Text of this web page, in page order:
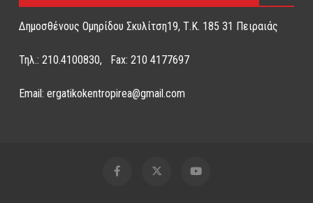
Δημοσθένους Ομηρίδου Σκυλίτση19, Τ.Κ. 185 31 Πειραιάς
Τηλ.: 210.4100830, Fax: 210 4177697
Email: ergatikokentropirea@gmail.com